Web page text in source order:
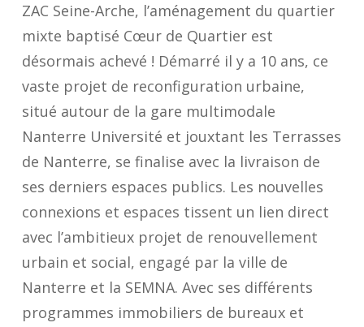
ZAC Seine-Arche, l’aménagement du quartier
mixte baptisé Cœur de Quartier est
désormais achevé ! Démarré il y a 10 ans, ce
vaste projet de reconfiguration urbaine,
situé autour de la gare multimodale
Nanterre Université et jouxtant les Terrasses
de Nanterre, se finalise avec la livraison de
ses derniers espaces publics. Les nouvelles
connexions et espaces tissent un lien direct
avec l’ambitieux projet de renouvellement
urbain et social, engagé par la ville de
Nanterre et la SEMNA. Avec ses différents
programmes immobiliers de bureaux et